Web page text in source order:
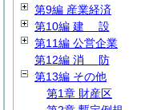
第9編 産業経済
第10編 建 設
第11編 公営企業
第12編 消 防
第13編 その他
第1章 財産区